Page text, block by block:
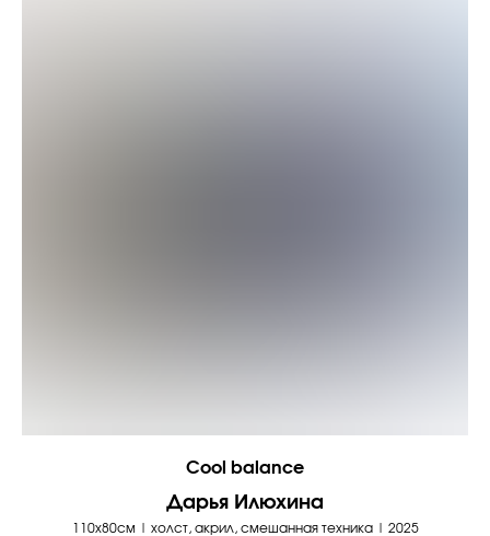
Cool balance
Дарья Илюхина
110х80см | холст, акрил, смешанная техника | 2025